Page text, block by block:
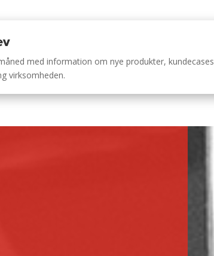
med information om nye produkter, kundecases
virksomheden.